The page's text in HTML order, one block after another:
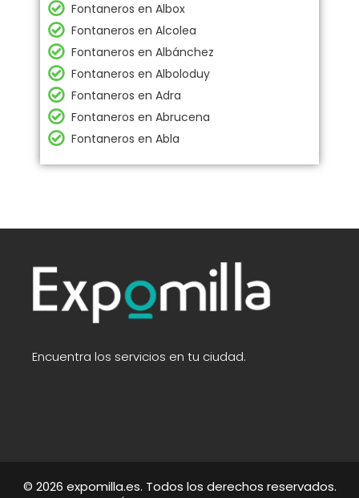
Fontaneros en Albox
Fontaneros en Alcolea
Fontaneros en Albánchez
Fontaneros en Alboloduy
Fontaneros en Adra
Fontaneros en Abrucena
Fontaneros en Abla
Encuentra los servicios en tu ciudad.
© 2026 expomilla.es. Todos los derechos reservados.